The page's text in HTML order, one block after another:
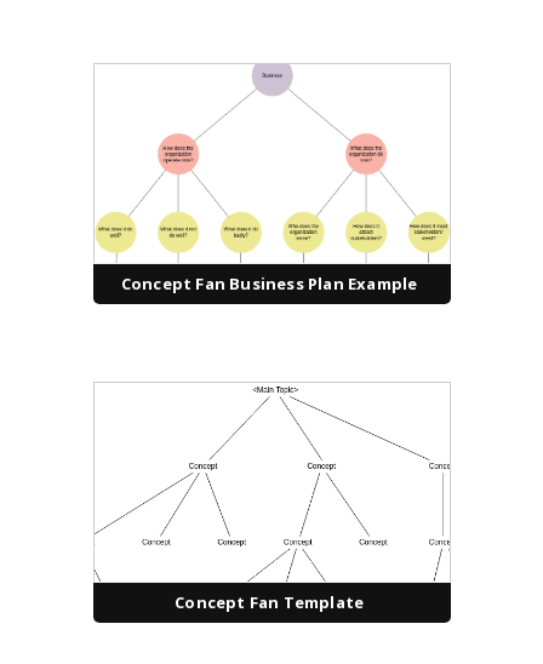
Concept Fan Business Plan Example
Concept Fan Template